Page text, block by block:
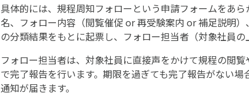
具体的には、規程周知フォローという申請フォームをあ
名、フォロー内容（閲覧催促 or 再受験案内 or 補足説明
の分類結果をもとに起票し、フォロー担当者（対象社員の
フォロー担当者は、対象社員に直接声をかけて規程の閲
で完了報告を行います。期限を過ぎても完了報告がない
通知が届きます。